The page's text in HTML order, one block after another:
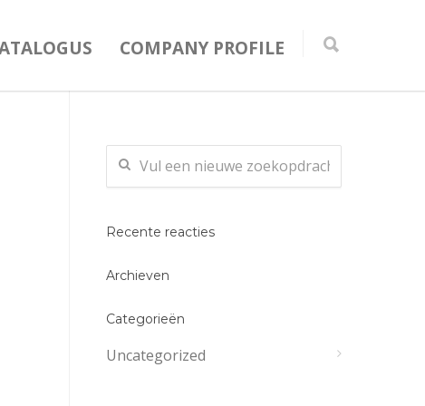
COMPANY PROFILE
Recente reacties
Archieven
Categorieën
Uncategorized